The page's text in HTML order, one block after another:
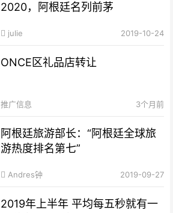
2020，阿根廷名列前茅
julie 2019-10-24
ONCE区礼品店转让
推广信息 3个月前
阿根廷旅游部长：“阿根廷全球旅
游热度排名第七”
Andres钟 2019-09-27
2019年上半年 平均每五秒就有一